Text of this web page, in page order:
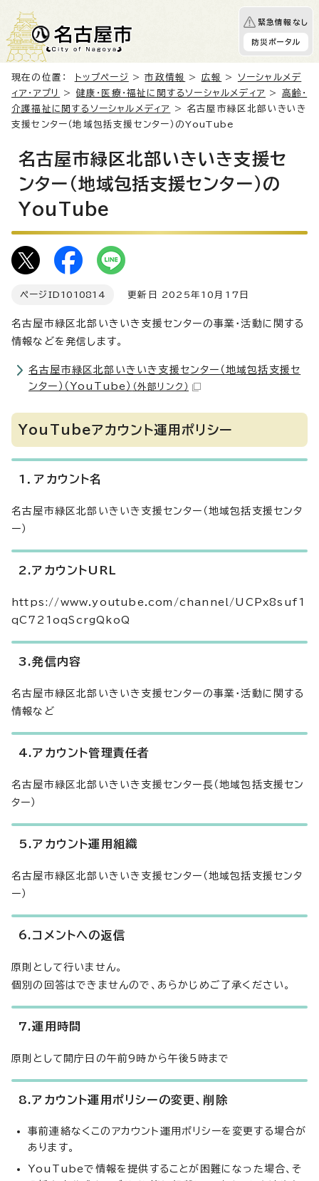
緊急情報なし
防災ポータル
現在の位置： トップページ >市政情報 > 広報 > ソーシャルメデ
ィア・アプリ
> 健康・医療・福祉に関するソーシャルメディア > 高齢・
介護福祉に関するソーシャルメディア
> 名古屋市緑区北部いきいき
支援センター（地域包括支援センター）のYouTube
名古屋市緑区北部いきいき支援セ
ンター（地域包括支援センター）の
YouTube
ページID 1010814 更新日 2025年10月17日
名古屋市緑区北部いきいき支援センターの事業・活動に関する
情報などを発信します。
名古屋市緑区北部いきいき支援センター（地域包括支援セ
ンター）（YouTube） （外部リンク）
YouTubeアカウント運用ポリシー
1．アカウント名
名古屋市緑区北部いきいき支援センター（地域包括支援センタ
ー）
2.アカウントURL
https://www.youtube.com/channel/UCPx8suf1
qC721oqScrgQkoQ
3.発信内容
名古屋市緑区北部いきいき支援センターの事業・活動に関する
情報など
4.アカウント管理責任者
名古屋市緑区北部いきいき支援センター長（地域包括支援セン
ター）
5.アカウント運用組織
名古屋市緑区北部いきいき支援センター（地域包括支援センタ
ー）
6.コメントへの返信
原則として行いません。
個別の回答はできませんので、あらかじめご了承ください。
7.運用時間
原則として開庁日の午前9時から午後5時まで
8.アカウント運用ポリシーの変更、削除
事前連絡なくこのアカウント運用ポリシーを変更する場合が
あります。
YouTubeで情報を提供することが困難になった場合、そ